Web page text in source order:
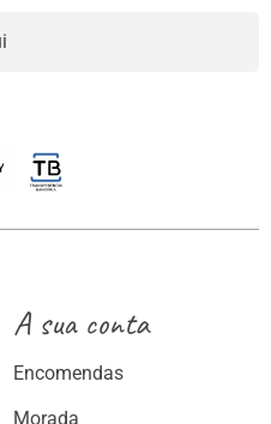
A sua conta
Encomendas
Morada